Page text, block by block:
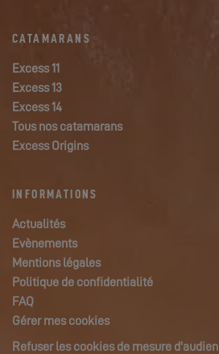
CATAMARANS
Excess 11
Excess 13
Excess 14
Tous nos catamarans
Excess Origins
INFORMATIONS
Actualités
Evènements
Mentions légales
Politique de confidentialité
FAQ
Gérer mes cookies
Refuser les cookies de mesure